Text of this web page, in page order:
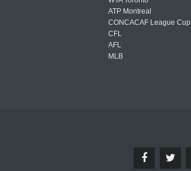
ATP Montreal
CONCACAF League Cup
CFL
AFL
MLB